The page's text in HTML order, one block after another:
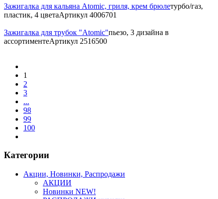
Зажигалка для кальяна Atomic, гриля, крем брюлетурбо/газ,
пластик, 4 цветаАртикул 4006701
Зажигалка для трубок "Atomic"пьезо, 3 дизайна в
ассортиментеАртикул 2516500
1
2
3
...
98
99
100
Категории
Акции, Новинки, Распродажи
АКЦИИ
Новинки NEW!